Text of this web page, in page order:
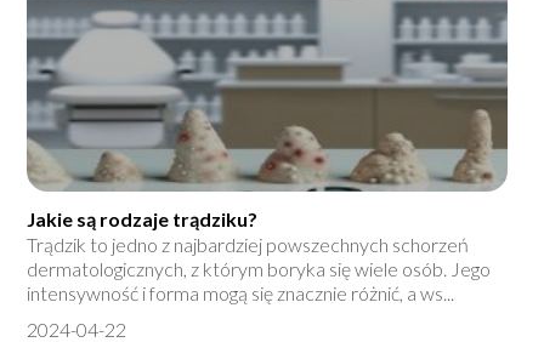
Jakie są rodzaje trądziku?
Trądzik to jedno z najbardziej powszechnych schorzeń
dermatologicznych, z którym boryka się wiele osób. Jego
intensywność i forma mogą się znacznie różnić, a ws...
2024-04-22